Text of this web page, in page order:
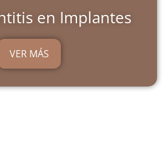
en Implantes
VER MÁS